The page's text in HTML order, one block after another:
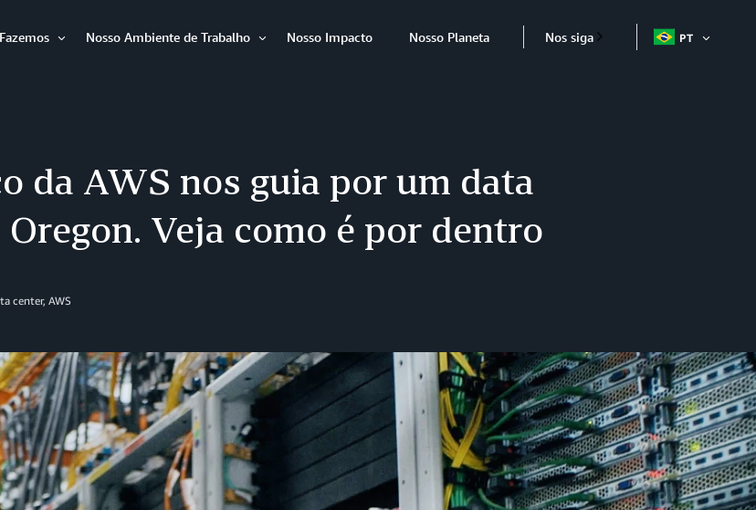
Nosso Ambiente de Trabalho
Nosso Impacto Nosso Planeta Nos siga PT
da AWS nos guia por um data
Veja como é por dentro
center, AWS